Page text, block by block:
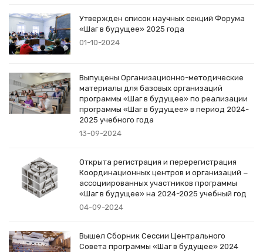
Утвержден список научных секций Форума
«Шаг в будущее» 2025 года
01-10-2024
Выпущены Организационно-методические
материалы для базовых организаций
программы «Шаг в будущее» по реализации
программы «Шаг в будущее» в период 2024-
2025 учебного года
13-09-2024
Открыта регистрация и перерегистрация
Координационных центров и организаций −
ассоциированных участников программы
«Шаг в будущее» на 2024-2025 учебный год
04-09-2024
Вышел Сборник Сессии Центрального
Совета программы «Шаг в будущее» 2024